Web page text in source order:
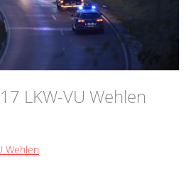
LKW-VU Wehlen
Wehlen